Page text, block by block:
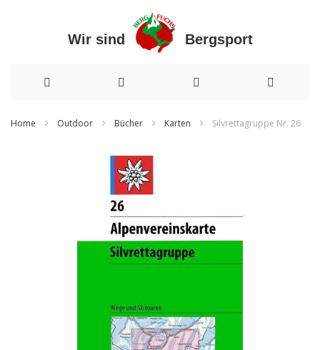
Wir sind Bergsport
Home Outdoor Bücher Karten Silvrettagruppe Nr. 26